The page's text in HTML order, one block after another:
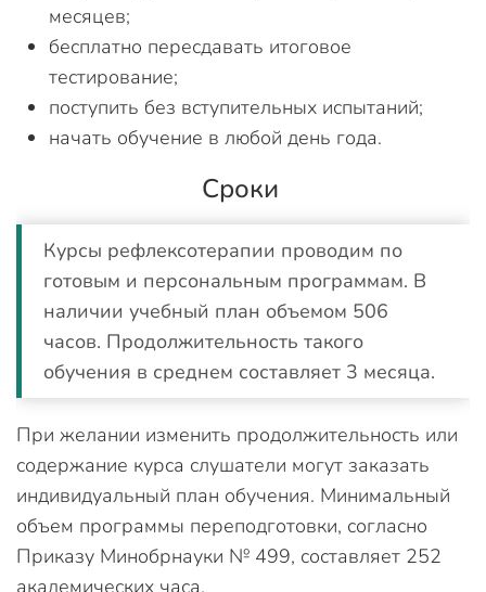
месяцев;
бесплатно пересдавать итоговое
тестирование;
поступить без вступительных испытаний;
начать обучение в любой день года.
Сроки
Курсы рефлексотерапии проводим по
готовым и персональным программам. В
наличии учебный план объемом 506
часов. Продолжительность такого
обучения в среднем составляет 3 месяца.
При желании изменить продолжительность или
содержание курса слушатели могут заказать
индивидуальный план обучения. Минимальный
объем программы переподготовки, согласно
Приказу Минобрнауки № 499, составляет 252
академических часа.